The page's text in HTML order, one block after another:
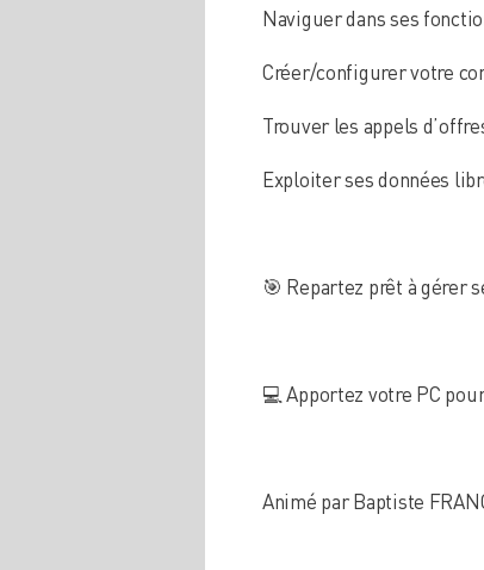
Naviguer dans ses
Créer/configurer votre
Trouver les appels
Exploiter ses données
🎯 Repartez prêt à gérer
💻 Apportez votre PC
Animé par Baptiste